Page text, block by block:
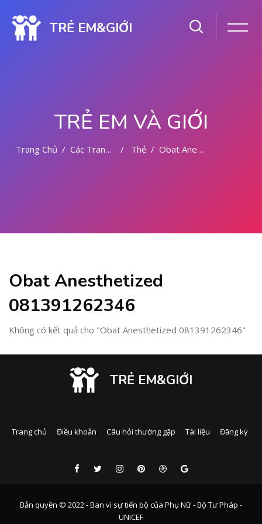
TRẺ EM&GIỚI
TRẺ EM VÀ GIỚI
Trang Chủ Các Trang Của Hệ Thống Thẻ Obat Anesthetized 081391262346
Obat Anesthetized
081391262346
Không có kết quả cho "Obat Anesthetized 081391262346"
TRẺ EM&GIỚI
Trang chủ Điều khoản Câu hỏi thường gặp Tài liệu Đăng ký
Bản quyền © 2022 - Ban vì sự tiến bộ của Phụ Nữ - Bộ Tư Pháp -
UNICEF